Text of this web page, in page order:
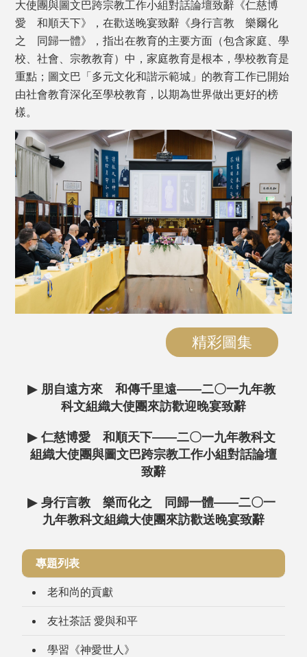
大使團與圖文巴跨宗教工作小組對話論壇致辭《仁慈博
愛 和順天下》，在歡送晚宴致辭《身行言教 樂爾化
之 同歸一體》，指出在教育的主要方面（包含家庭、學
校、社會、宗教教育）中，家庭教育是根本，學校教育是
重點；圖文巴「多元文化和諧示範城」的教育工作已開始
由社會教育深化至學校教育，以期為世界做出更好的榜
樣。
精彩圖集
▶ 朋自遠方來 和傳千里遠——二〇一九年教
科文組織大使團來訪歡迎晚宴致辭
▶ 仁慈博愛 和順天下——二〇一九年教科文
組織大使團與圖文巴跨宗教工作小組對話論壇
致辭
▶ 身行言教 樂而化之 同歸一體——二〇一
九年教科文組織大使團來訪歡送晚宴致辭
專題列表
老和尚的貢獻
友社茶話 愛與和平
學習《神愛世人》